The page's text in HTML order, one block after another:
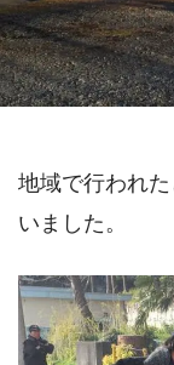
地域で行われ
いました。